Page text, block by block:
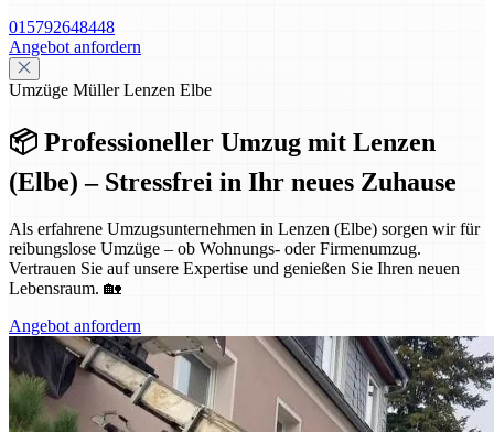
015792648448
Angebot anfordern
Umzüge Müller Lenzen Elbe
📦 Professioneller Umzug mit Lenzen
(Elbe) – Stressfrei in Ihr neues Zuhause
Als erfahrene Umzugsunternehmen in Lenzen (Elbe) sorgen wir für
reibungslose Umzüge – ob Wohnungs- oder Firmenumzug.
Vertrauen Sie auf unsere Expertise und genießen Sie Ihren neuen
Lebensraum. 🏡
Angebot anfordern